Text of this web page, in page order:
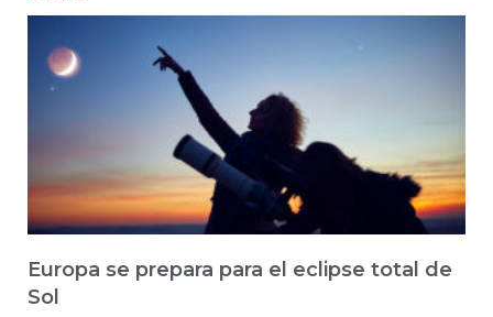
Europa se prepara para el eclipse total de
Sol